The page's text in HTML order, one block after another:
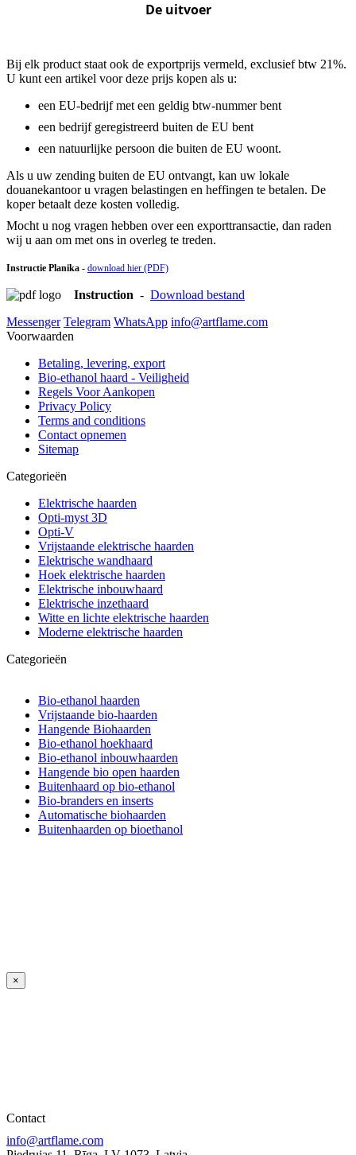
De uitvoer
Bij elk product staat ook de exportprijs vermeld, exclusief btw 21%.
U kunt een artikel voor deze prijs kopen als u:
een EU-bedrijf met een geldig btw-nummer bent
een bedrijf geregistreerd buiten de EU bent
een natuurlijke persoon die buiten de EU woont.
Als u uw zending buiten de EU ontvangt, kan uw lokale
douanekantoor u vragen belastingen en heffingen te betalen. De
koper betaalt deze kosten volledig.
Mocht u nog vragen hebben over een exporttransactie, dan raden
wij u aan om met ons in overleg te treden.
Instructie Planika - download hier (PDF)
Instruction - Download bestand
Messenger Telegram WhatsApp info@artflame.com
Voorwaarden
Betaling, levering, export
Bio-ethanol haard - Veiligheid
Regels Voor Aankopen
Privacy Policy
Terms and conditions
Contact opnemen
Sitemap
Categorieën
Elektrische haarden
Opti-myst 3D
Opti-V
Vrijstaande elektrische haarden
Elektrische wandhaard
Hoek elektrische haarden
Elektrische inbouwhaard
Elektrische inzethaard
Witte en lichte elektrische haarden
Moderne elektrische haarden
Categorieën
Bio-ethanol haarden
Vrijstaande bio-haarden
Hangende Biohaarden
Bio-ethanol hoekhaard
Bio-ethanol inbouwhaarden
Hangende bio open haarden
Buitenhaard op bio-ethanol
Bio-branders en inserts
Automatische biohaarden
Buitenhaarden op bioethanol
×
Contact
info@artflame.com